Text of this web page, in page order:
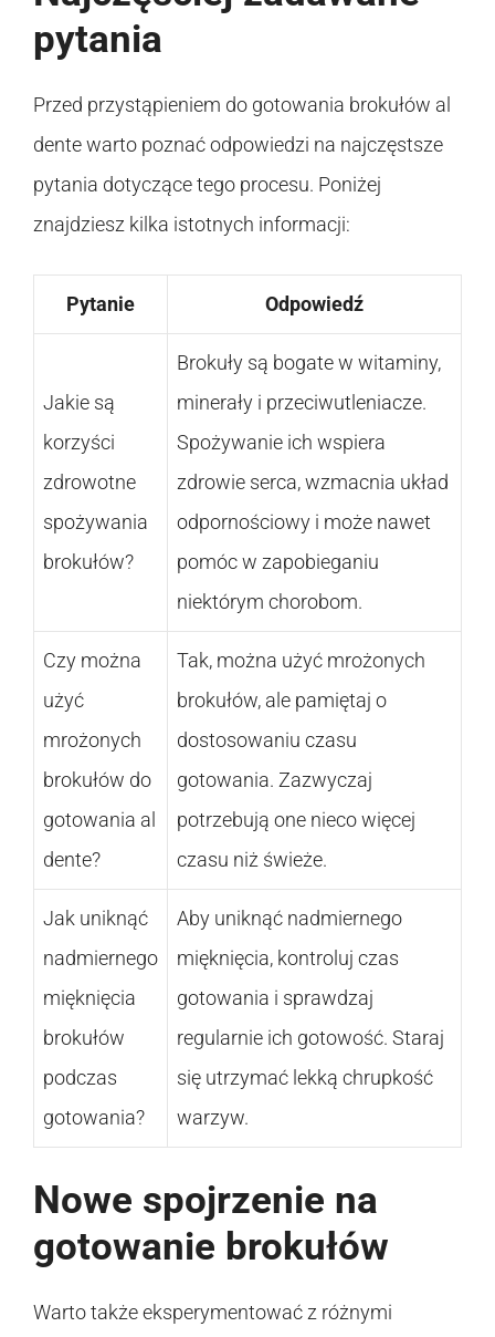
pytania
Przed przystąpieniem do gotowania brokułów al
dente warto poznać odpowiedzi na najczęstsze
pytania dotyczące tego procesu. Poniżej
znajdziesz kilka istotnych informacji:
Pytanie Odpowiedź
Jakie są
korzyści
zdrowotne
spożywania
brokułów?
Brokuły są bogate w witaminy,
minerały i przeciwutleniacze.
Spożywanie ich wspiera
zdrowie serca, wzmacnia układ
odpornościowy i może nawet
pomóc w zapobieganiu
niektórym chorobom.
Czy można
użyć
mrożonych
brokułów do
gotowania al
dente?
Tak, można użyć mrożonych
brokułów, ale pamiętaj o
dostosowaniu czasu
gotowania. Zazwyczaj
potrzebują one nieco więcej
czasu niż świeże.
Jak uniknąć
nadmiernego
mięknięcia
brokułów
podczas
gotowania?
Aby uniknąć nadmiernego
mięknięcia, kontroluj czas
gotowania i sprawdzaj
regularnie ich gotowość. Staraj
się utrzymać lekką chrupkość
warzyw.
Nowe spojrzenie na
gotowanie brokułów
Warto także eksperymentować z różnymi